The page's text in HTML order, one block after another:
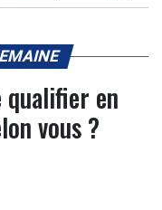
qualifier en
vous ?